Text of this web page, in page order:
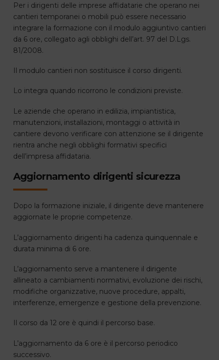
Per i dirigenti delle imprese affidatarie che operano nei
cantieri temporanei o mobili può essere necessario
integrare la formazione con il modulo aggiuntivo cantieri
da 6 ore, collegato agli obblighi dell’art. 97 del D.Lgs.
81/2008.
Il modulo cantieri non sostituisce il corso dirigenti.
Lo integra quando ricorrono le condizioni previste.
Le aziende che operano in edilizia, impiantistica,
manutenzioni, installazioni, montaggi o attività in
cantiere devono verificare con attenzione se il dirigente
rientra anche negli obblighi formativi specifici
dell’impresa affidataria.
Aggiornamento dirigenti sicurezza
Dopo la formazione iniziale, il dirigente deve mantenere
aggiornate le proprie competenze.
L’aggiornamento dirigenti ha cadenza quinquennale e
durata minima di 6 ore.
L’aggiornamento serve a mantenere il dirigente
allineato a cambiamenti normativi, evoluzione dei rischi,
modifiche organizzative, nuove procedure, appalti,
interferenze, emergenze e gestione della prevenzione.
Il corso da 12 ore è quindi il percorso base.
L’aggiornamento da 6 ore è il percorso periodico
successivo.